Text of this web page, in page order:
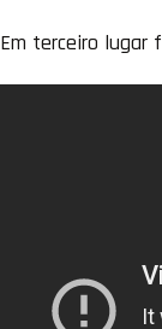
Em terceiro lugar